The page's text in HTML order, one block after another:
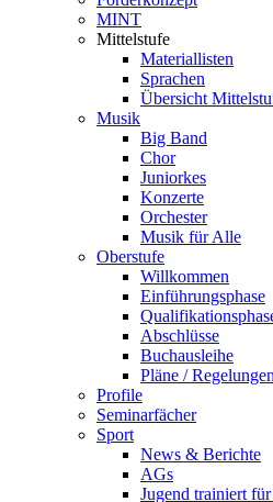
MINT
Mittelstufe
Materiallisten
Sprachen
Übersicht
Musik
Big Band
Chor
Juniorkes
Konzerte
Orchester
Musik für Alle
Oberstufe
Willkommen
Einführungsphase
Abschlüsse
Buchausleihe
Pläne / Regelungen
Profile
Seminarfächer
Sport
News & Berichte
AGs
Jugend trainiert